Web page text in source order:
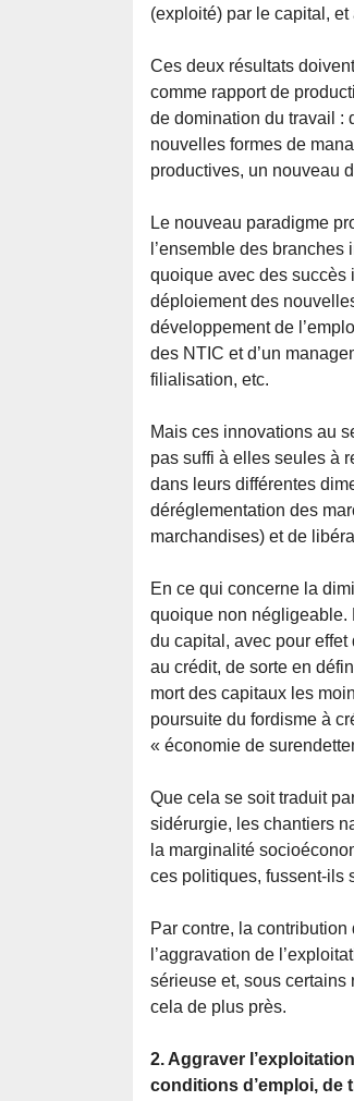
(exploité) par le capital,
Ces deux résultats
comme rapport de
de domination du travail :
nouvelles formes de
productives, un nouveau
Le nouveau paradigme
l’ensemble des
quoique avec des succès
déploiement des
développement de
des NTIC et d’un
filialisation, etc.
Mais ces innovations au
pas suffi à elles seules à
dans leurs différentes
déréglementation des
marchandises) et de
En ce qui concerne la
quoique non négligeable.
du capital, avec pour effet
au crédit, de sorte en
mort des capitaux les
poursuite du fordisme à
« économie de
Que cela se soit traduit
sidérurgie, les chantiers
la marginalité
ces politiques, fussent-ils
Par contre, la
l’aggravation de
sérieuse et, sous certains
cela de plus près.
2. Aggraver
conditions d’emploi, de